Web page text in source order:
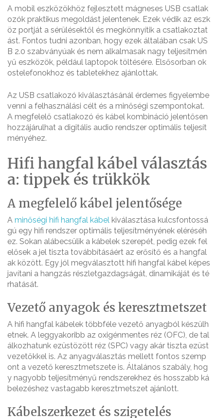
A mobil eszközökhöz fejlesztett mágneses USB csatlak
ozók praktikus megoldást jelentenek. Ezek védik az eszk
öz portját a sérülésektől és megkönnyítik a csatlakoztat
ást. Fontos tudni azonban, hogy ezek általában csak US
B 2.0 szabványúak és nem alkalmasak nagy teljesítmén
yű eszközök, például laptopok töltésére. Elsősorban ok
ostelefonokhoz és tabletekhez ajánlottak.
Az USB csatlakozó kiválasztásánál érdemes figyelembe
venni a felhasználási célt és a minőségi szempontokat.
A megfelelő csatlakozó és kábel kombináció jelentősen
hozzájárulhat a digitális audio rendszer optimális teljesít
ményéhez.
Hifi hangfal kábel választás
a: tippek és trükkök
A megfelelő kábel jelentősége
A minőségi hifi hangfal kábel kiválasztása kulcsfontossá
gú egy hifi rendszer optimális teljesítményének eléréséh
ez. Sokan alábecsülik a kábelek szerepét, pedig ezek fel
elősek a jel tiszta továbbításáért az erősítő és a hangfal
ak között. Egy jól megválasztott hifi hangfal kábel képes
javítani a hangzás részletgazdagságát, dinamikáját és té
rhatását.
Vezető anyagok és keresztmetszet
A hifi hangfal kábelek többféle vezető anyagból készülh
etnek. A leggyakoribb az oxigénmentes réz (OFC), de tal
álkozhatunk ezüstözött réz (SPC) vagy akár tiszta ezüst
vezetőkkel is. Az anyagválasztás mellett fontos szemp
ont a vezető keresztmetszete is. Általános szabály, hog
y nagyobb teljesítményű rendszerekhez és hosszabb ká
belezéshez vastagabb keresztmetszet ajánlott.
Kábelszerkezet és szigetelés